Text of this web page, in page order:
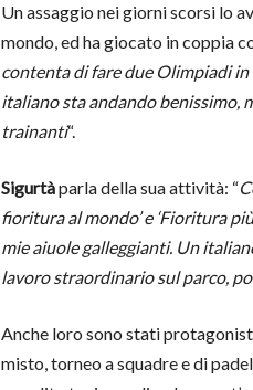
Un assaggio nei giorni scorsi lo
mondo, ed ha giocato in coppia
contenta di fare due Olimpiadi
italiano sta andando benissimo,
trainanti“.
Sigurtàparla della sua attività: “
fioritura al mondo’ e ‘Fioritura
mie aiuole galleggianti. Un
lavoro straordinario sul parco,
Anche loro sono stati
misto, torneo a squadre e di